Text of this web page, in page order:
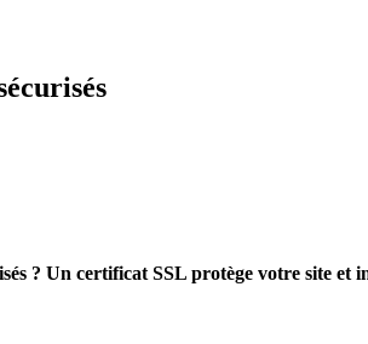
? Un certificat SSL protège votre site et